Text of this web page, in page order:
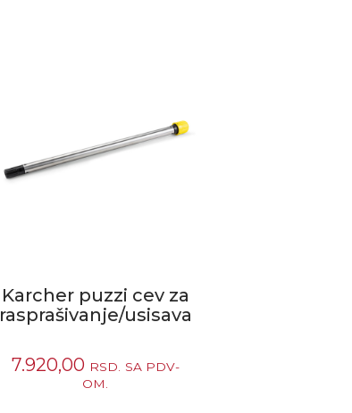
Karcher puzzi cev za
rasprašivanje/usisavanje
7.920,00 RSD.
SA PDV-
OM.